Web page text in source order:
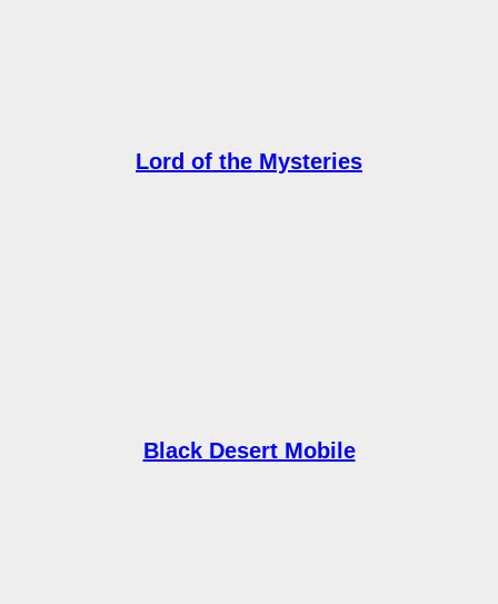
Lord of the Mysteries
Black Desert Mobile